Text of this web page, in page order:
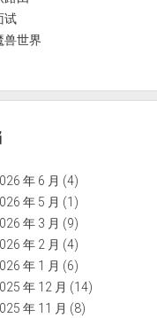
试
兽世界
年 6 月 (4)
年 5 月 (1)
年 3 月 (9)
年 2 月 (4)
年 1 月 (6)
年 12 月 (14)
年 11 月 (8)